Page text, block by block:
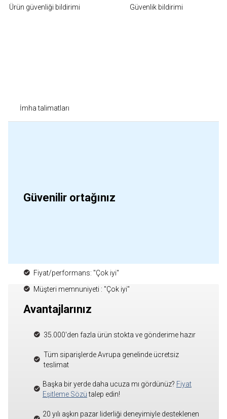
Ürün güvenliği bildirimi Güvenlik bildirimi
İmha talimatları
Güvenilir ortağınız
Fiyat/performans: "Çok iyi"
Müşteri memnuniyeti : "Çok iyi"
Avantajlarınız
35.000'den fazla ürün stokta ve gönderime hazır
Tüm siparişlerde Avrupa genelinde ücretsiz
teslimat
Başka bir yerde daha ucuza mı gördünüz? Fiyat
Eşitleme Sözütalep edin!
20 yılı aşkın pazar liderliği deneyimiyle desteklenen